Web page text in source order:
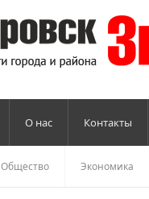
О нас Контакты
Общество Экономика